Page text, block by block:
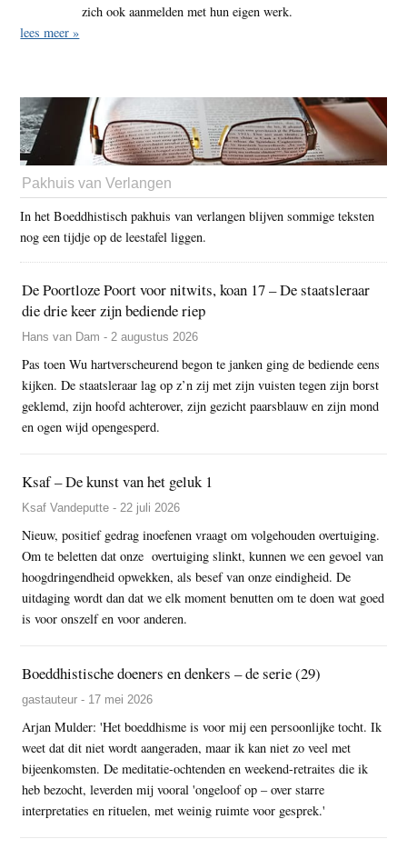
zich ook aanmelden met hun eigen werk.
lees meer »
Pakhuis van Verlangen
In het Boeddhistisch pakhuis van verlangen blijven sommige teksten
nog een tijdje op de leestafel liggen.
De Poortloze Poort voor nitwits, koan 17 – De staatsleraar
die drie keer zijn bediende riep
Hans van Dam - 2 augustus 2026
Pas toen Wu hartverscheurend begon te janken ging de bediende eens
kijken. De staatsleraar lag op z’n zij met zijn vuisten tegen zijn borst
geklemd, zijn hoofd achterover, zijn gezicht paarsblauw en zijn mond
en ogen wijd opengesperd.
Ksaf – De kunst van het geluk 1
Ksaf Vandeputte - 22 juli 2026
Nieuw, positief gedrag inoefenen vraagt om volgehouden overtuiging.
Om te beletten dat onze overtuiging slinkt, kunnen we een gevoel van
hoogdringendheid opwekken, als besef van onze eindigheid. De
uitdaging wordt dan dat we elk moment benutten om te doen wat goed
is voor onszelf en voor anderen.
Boeddhistische doeners en denkers – de serie (29)
gastauteur - 17 mei 2026
Arjan Mulder: 'Het boeddhisme is voor mij een persoonlijke tocht. Ik
weet dat dit niet wordt aangeraden, maar ik kan niet zo veel met
bijeenkomsten. De meditatie-ochtenden en weekend-retraites die ik
heb bezocht, leverden mij vooral 'ongeloof op – over starre
interpretaties en rituelen, met weinig ruimte voor gesprek.'